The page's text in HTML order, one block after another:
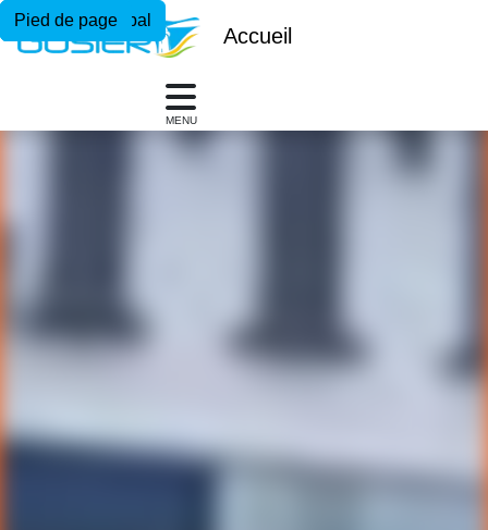
Menu principal
Contenu principal
Pied de page
Accueil
MENU